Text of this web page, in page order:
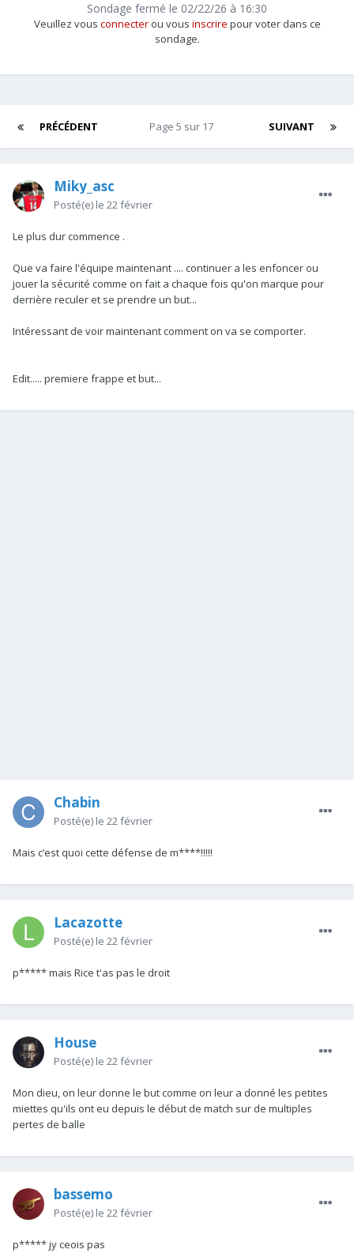
Veuillez vous connecterou vous inscrire pour voter dans ce
sondage.
Sondage fermé le 02/22/26 à 16:30
PRÉCÉDENT SUIVANT
Page 5 sur 17
Miky_asc
Posté(e) le 22 février
Le plus dur commence .
Que va faire l'équipe maintenant .... continuer a les enfoncer ou
jouer la sécurité comme on fait a chaque fois qu'on marque pour
derrière reculer et se prendre un but...
Intéressant de voir maintenant comment on va se comporter.
Edit..... premiere frappe et but...
Chabin
Posté(e) le 22 février
Mais c’est quoi cette défense de m****!!!!!
Lacazotte
Posté(e) le 22 février
p***** mais Rice t'as pas le droit
House
Posté(e) le 22 février
Mon dieu, on leur donne le but comme on leur a donné les petites
miettes qu'ils ont eu depuis le début de match sur de multiples
pertes de balle
bassemo
Posté(e) le 22 février
p***** jy ceois pas